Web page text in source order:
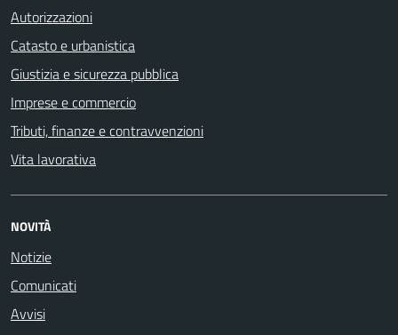
Autorizzazioni
Catasto e urbanistica
Giustizia e sicurezza pubblica
Imprese e commercio
Tributi, finanze e contravvenzioni
Vita lavorativa
NOVITÀ
Notizie
Comunicati
Avvisi